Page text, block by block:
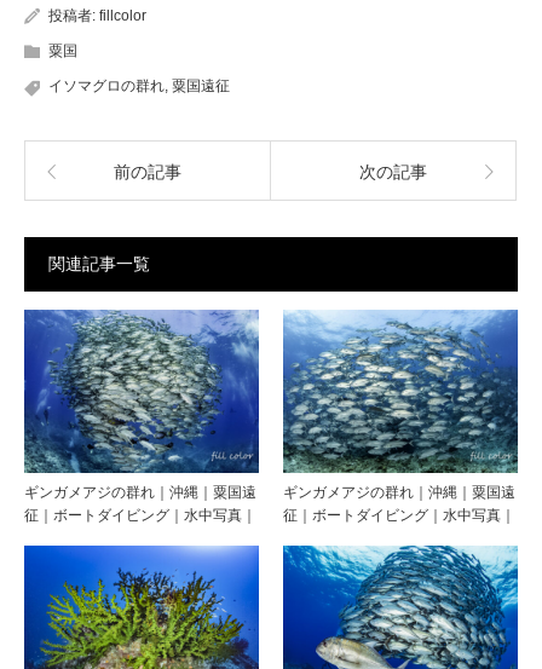
投稿者: fillcolor
粟国
イソマグロの群れ, 粟国遠征
前の記事 次の記事
関連記事一覧
ギンガメアジの群れ｜沖縄｜粟国遠
征｜ボートダイビング｜水中写真｜
ギンガメアジの群れ｜沖縄｜粟国遠
征｜ボートダイビング｜水中写真｜